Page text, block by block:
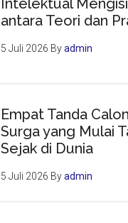
Intelektual
antara Teori dan
5 Juli 2026 Byadmin
Empat Tanda
Surga yang Mulai
Sejak di Dunia
5 Juli 2026 Byadmin